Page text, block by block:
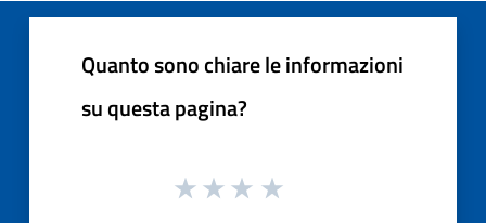
Quanto sono chiare le informazioni
su questa pagina?